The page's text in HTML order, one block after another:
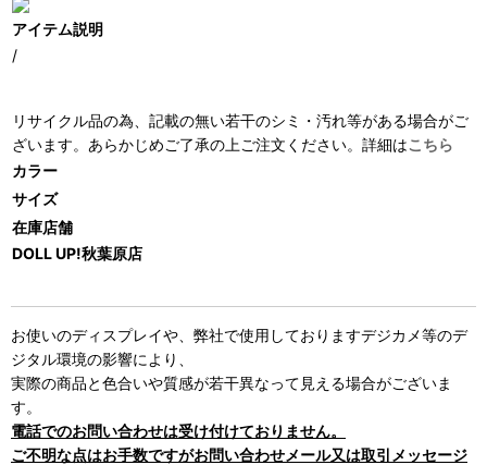
アイテム説明
/
リサイクル品の為、記載の無い若干のシミ・汚れ等がある場合がご
ざいます。あらかじめご了承の上ご注文ください。詳細はこちら
カラー
サイズ
在庫店舗
DOLL UP!秋葉原店
お使いのディスプレイや、弊社で使用しておりますデジカメ等のデ
ジタル環境の影響により、
実際の商品と色合いや質感が若干異なって見える場合がございま
す。
電話でのお問い合わせは受け付けておりません。
ご不明な点はお手数ですがお問い合わせメール又は取引メッセージ